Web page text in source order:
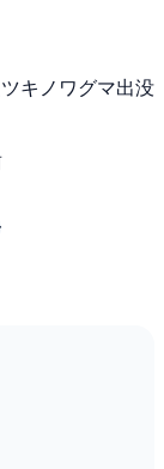
キノワグマ出没